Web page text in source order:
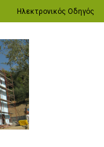
Ηλεκτρονικός Οδηγός